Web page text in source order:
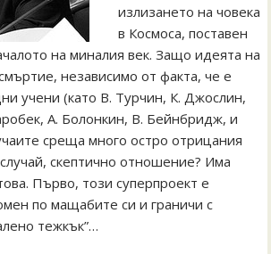
излизането на човека
в Космоса, поставен
на миналия век. Защо идеята на
независимо от факта, че е
учени (като В. Турчин, К. Джослин,
А. Болонкин, В. Бейнбридж, и
среща много остро отрицания
скептично отношение? Има
Първо, този суперпроект е
по мащабите си и граничи с
тежкък”…